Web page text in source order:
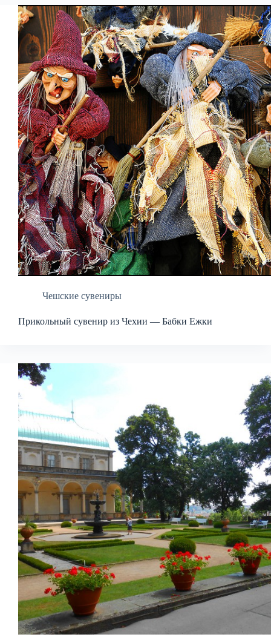
Чешские сувениры
Прикольный сувенир из Чехии — Бабки Ежки